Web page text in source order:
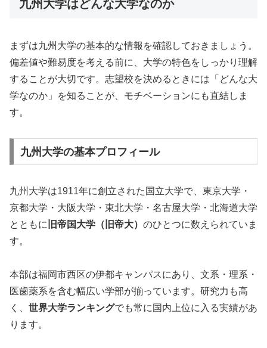
九州大学はどんな大学なのか
まずは九州大学の基本的な情報を確認しておきましょう。
偏差値や難易度を考える前に、大学の特色をしっかり理解
することが大切です。志望校を決めるときには「どんな大
学なのか」を知ることが、モチベーションにも直結しま
す。
九州大学の基本プロフィール
九州大学は1911年に創立された国立大学で、東京大学・
京都大学・大阪大学・東北大学・名古屋大学・北海道大学
とともに 旧帝国大学（旧帝大） のひとつに数えられていま
す。
本部は福岡市西区の伊都キャンパスにあり、文系・理系・
医歯薬系を含む幅広い学部が揃っています。研究力も高
く、 世界大学ランキングでも常に国内上位に入る実績があ
ります。